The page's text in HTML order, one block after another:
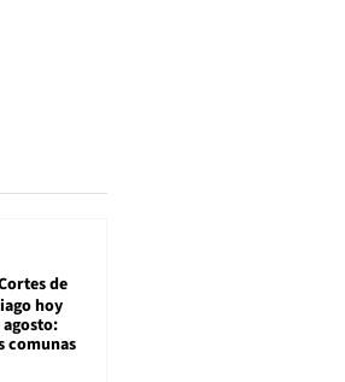
de
hoy
agosto:
comunas